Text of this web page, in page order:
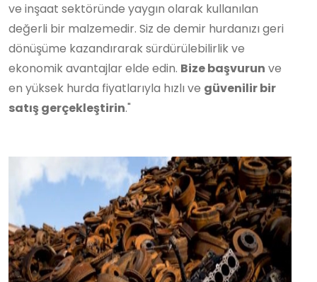
ve inşaat sektöründe yaygın olarak kullanılan
değerli bir malzemedir. Siz de demir hurdanızı geri
dönüşüme kazandırarak sürdürülebilirlik ve
ekonomik avantajlar elde edin. Bize başvurun ve
en yüksek hurda fiyatlarıyla hızlı ve güvenilir bir
satış gerçekleştirin."